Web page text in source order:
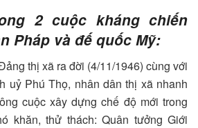
2 cuộc kháng chiến
Pháp và đế quốc Mỹ:
thị xã ra đời (4/11/1946) cùng với
uỷ Phú Thọ, nhân dân thị xã nhanh
cuộc xây dựng chế độ mới trong
khăn, thử thách: Quân tưởng Giới